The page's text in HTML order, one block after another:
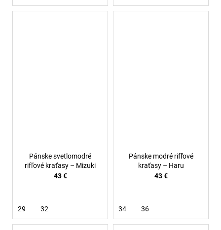
Pánske svetlomodré
rifľové kraťasy – Mizuki
43 €
29 32
Pánske modré rifľové
kraťasy – Haru
43 €
34 36